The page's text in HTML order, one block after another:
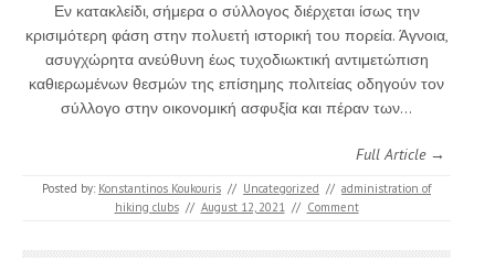
Εν κατακλείδι, σήμερα ο σύλλογος διέρχεται ίσως την
κρισιμότερη φάση στην πολυετή ιστορική του πορεία. Άγνοια,
ασυγχώρητα ανεύθυνη έως τυχοδιωκτική αντιμετώπιση
καθιερωμένων θεσμών της επίσημης πολιτείας οδηγούν τον
σύλλογο στην οικονομική ασφυξία και πέραν των…
Full Article →
Posted by: Konstantinos Koukouris // Uncategorized // administration of
hiking clubs // August 12, 2021 // Comment